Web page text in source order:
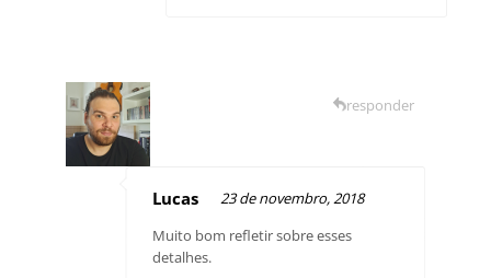
Lucas
23 de novembro, 2018
Muito bom refletir sobre esses
detalhes.
responder